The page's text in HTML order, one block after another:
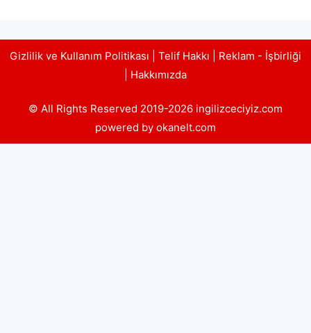
Gizlilik ve Kullanım Politikası Telif Hakkı
Reklam - İşbirliği
Hakkımızda
© All Rights Reserved 2019-2026 ingilizceciyiz.com
powered by okanelt.com